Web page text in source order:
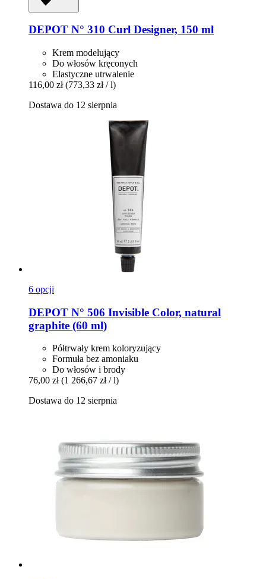
DEPOT N° 310 Curl Designer, 150 ml
Krem modelujący
Do włosów kręconych
Elastyczne utrwalenie
116,00 zł (773,33 zł / l)
Dostawa do 12 sierpnia
6 opcji
DEPOT N° 506 Invisible Color, natural
graphite (60 ml)
Półtrwały krem koloryzujący
Formuła bez amoniaku
Do włosów i brody
76,00 zł (1 266,67 zł / l)
Dostawa do 12 sierpnia